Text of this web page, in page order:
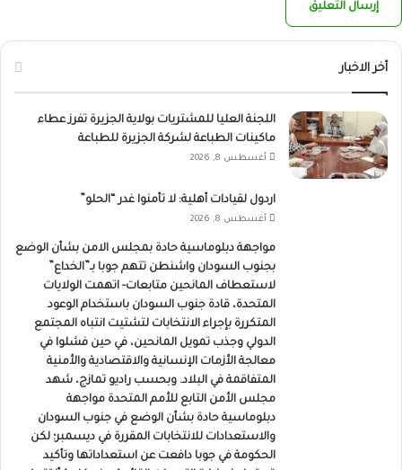
أخر الاخبار
اللجنة العليا للمشتريات بولاية الجزيرة تفرز عطاء
ماكينات الطباعة لشركة الجزيرة للطباعة
أغسطس 8, 2026
اردول لقيادات أهلية: لا تأمنوا غدر “الحلو”
أغسطس 8, 2026
مواجهة دبلوماسية حادة بمجلس الامن بشأن الوضع
بجنوب السودان واشنطن تتهم جوبا بـ”الخداع”
لاستعطاف المانحين متابعات- اتهمت الولايات
المتحدة، قادة جنوب السودان باستخدام الوعود
المتكررة بإجراء الانتخابات لتشتيت انتباه المجتمع
الدولي وجذب تمويل المانحين، في حين فشلوا في
معالجة الأزمات الإنسانية والاقتصادية والأمنية
المتفاقمة في البلاد. وبحسب راديو تمازج، شهد
مجلس الأمن التابع للأمم المتحدة مواجهة
دبلوماسية حادة بشأن الوضع في جنوب السودان
والاستعدادات للانتخابات المقررة في ديسمبر؛ لكن
الحكومة في جوبا دافعت عن استعداداتها وتأكيد